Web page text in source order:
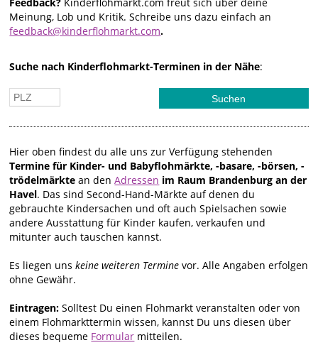
Meinung, Lob und Kritik. Schreibe uns dazu einfach an
feedback@kinderflohmarkt.com.
Suche nach Kinderflohmarkt-Terminen in der Nähe:
Hier oben findest du alle uns zur Verfügung stehenden
Termine für Kinder- und Babyflohmärkte, -basare, -börsen, -
trödelmärkte an denAdressen im Raum Brandenburg an der
Havel. Das sind Second-Hand-Märkte auf denen du
gebrauchte Kindersachen und oft auch Spielsachen sowie
andere Ausstattung für Kinder kaufen, verkaufen und
mitunter auch tauschen kannst.
Es liegen unskeine weiteren Termine vor. Alle Angaben erfolgen
ohne Gewähr.
Eintragen:Solltest Du einen Flohmarkt veranstalten oder von
einem Flohmarkttermin wissen, kannst Du uns diesen über
dieses bequeme Formular mitteilen.